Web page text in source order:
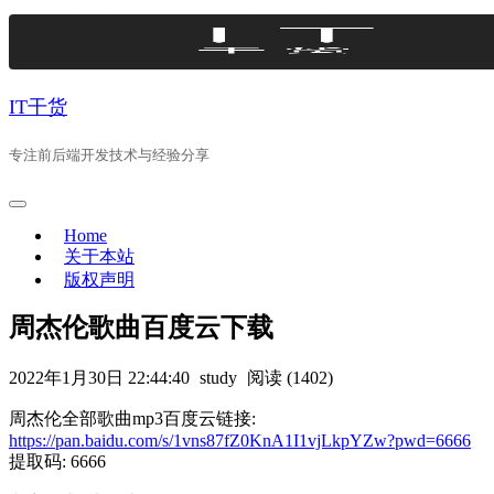
Skip
IT干货
专注前后端开发技术与经验分享
Home
关于本站
版权声明
周杰伦歌曲百度云下载
2022年1月30日 22:44:40 study 阅读 (1402)
周杰伦全部歌曲mp3百度云链接:
https://pan.baidu.com/s/1vns87fZ0KnA1I1vjLkpYZw?pwd=6666
提取码: 6666